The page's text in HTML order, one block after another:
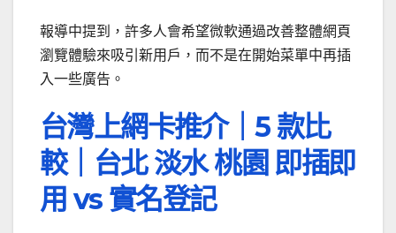
報導中提到，許多人會希望微軟通過改善整體網頁
瀏覽體驗來吸引新用戶，而不是在開始菜單中再插
入一些廣告。
台灣上網卡推介｜5 款比
較｜台北 淡水 桃園 即插即
用 vs 實名登記